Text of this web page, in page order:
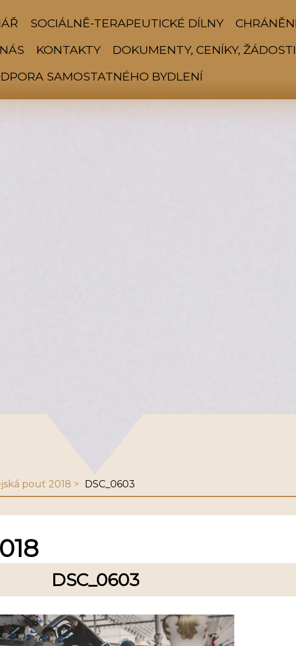
SOCIÁLNĚ-TERAPEUTICKÉ DÍLNY
KONTAKTY DOKUMENTY, CENÍKY,
SAMOSTATNÉHO BYDLENÍ
pouť 2018 DSC_0603
DSC_0603